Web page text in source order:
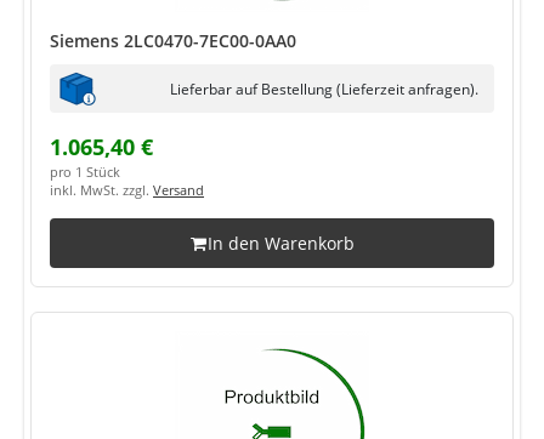
Siemens 2LC0470-7EC00-0AA0
Lieferbar auf Bestellung (Lieferzeit anfragen).
1.065,40 €
pro 1 Stück
inkl. MwSt. zzgl. Versand
In den Warenkorb